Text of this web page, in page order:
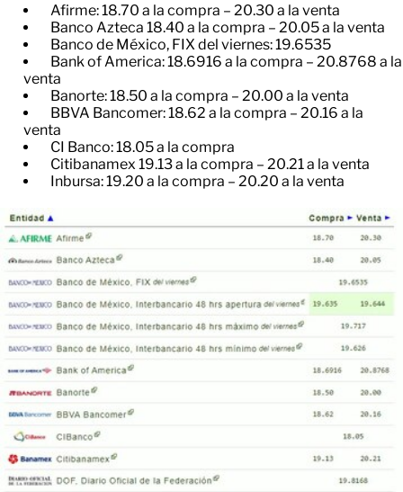
Afirme: 18.70 a la compra – 20.30 a la venta
Banco Azteca 18.40 a la compra – 20.05 a la venta
Banco de México, FIX del viernes: 19.6535
Bank of America: 18.6916 a la compra – 20.8768 a la
venta
Banorte: 18.50 a la compra – 20.00 a la venta
BBVA Bancomer: 18.62 a la compra – 20.16 a la
venta
CI Banco: 18.05 a la compra
Citibanamex 19.13 a la compra – 20.21 a la venta
Inbursa: 19.20 a la compra – 20.20 a la venta